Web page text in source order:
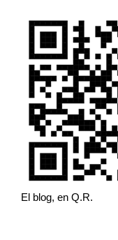
El blog, en Q.R.